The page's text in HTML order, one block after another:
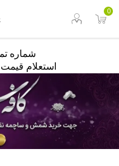
0
استعلام قیمت و خرید